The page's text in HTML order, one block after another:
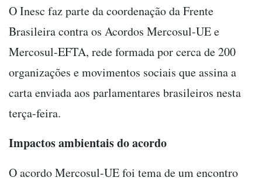
O Inesc faz parte da coordenação da Frente
Brasileira contra os Acordos Mercosul-UE e
Mercosul-EFTA, rede formada por cerca de 200
organizações e movimentos sociais que assina a
carta enviada aos parlamentares brasileiros nesta
terça-feira.
Impactos ambientais do acordo
O acordo Mercosul-UE foi tema de um encontro